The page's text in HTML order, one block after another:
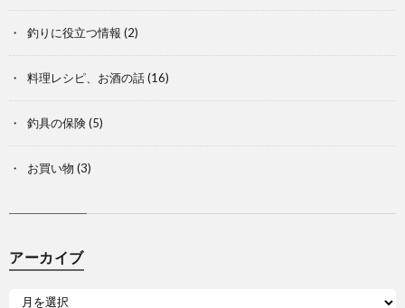
釣りに役立つ情報 (2)
料理レシピ、お酒の話(16)
釣具の保険(5)
お買い物 (3)
アーカイブ